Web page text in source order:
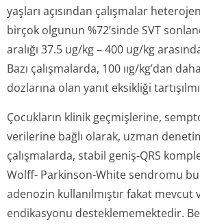
yaşları açısından çalışmalar
birçok olgunun %72’sinde SVT
aralığı 37.5 ug/kg – 400 ug/kg
Bazı çalışmalarda, 100 ııg/kg’dan
dozlarına olan yanıt eksikliği
Çocukların klinik geçmişlerine,
verilerine bağlı olarak, uzman
çalışmalarda, stabil geniş-QRS
Wolff- Parkinson-White sendromu
adenozin kullanılmıştır fakat
endikasyonu desteklememektedir.